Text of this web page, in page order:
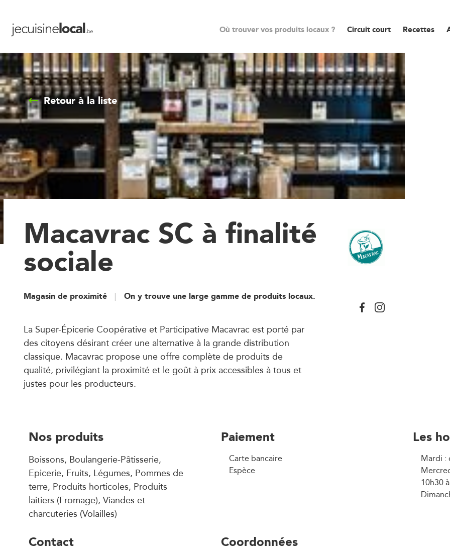
Où trouver vos produits locaux ? Circuit court Recettes
Retour à la liste
Macavrac SC à finalité
sociale
Magasin de proximité On y trouve une large gamme de produits locaux.
La Super-Épicerie Coopérative et Participative Macavrac est porté par
des citoyens désirant créer une alternative à la grande distribution
classique. Macavrac propose une offre complète de produits de
qualité, privilégiant la proximité et le goût à prix accessibles à tous et
justes pour les producteurs.
Nos produits
Boissons, Boulangerie-Pâtisserie,
Epicerie, Fruits, Légumes, Pommes de
terre, Produits horticoles, Produits
laitiers (Fromage), Viandes et
charcuteries (Volailles)
Paiement
Carte bancaire
Espèce
Les
Mardi :
10h30
Contact Coordonnées